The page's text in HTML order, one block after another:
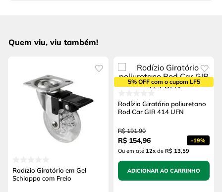
Quem viu, viu também!
Rodízio Giratório em Gel
Schioppa com Freio
5% OFF com o cupom LF5
Rodízio Giratório poliuretano
Rod Car GIR 414 UFN
R$ 191,90
R$ 154,96 -19%
Ou em até 12x de R$ 13,59
ADICIONAR AO CARRINHO